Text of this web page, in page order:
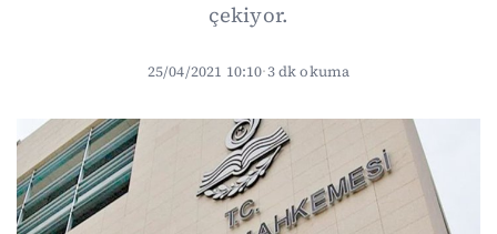
çekiyor.
25/04/2021 10:10·3 dk okuma